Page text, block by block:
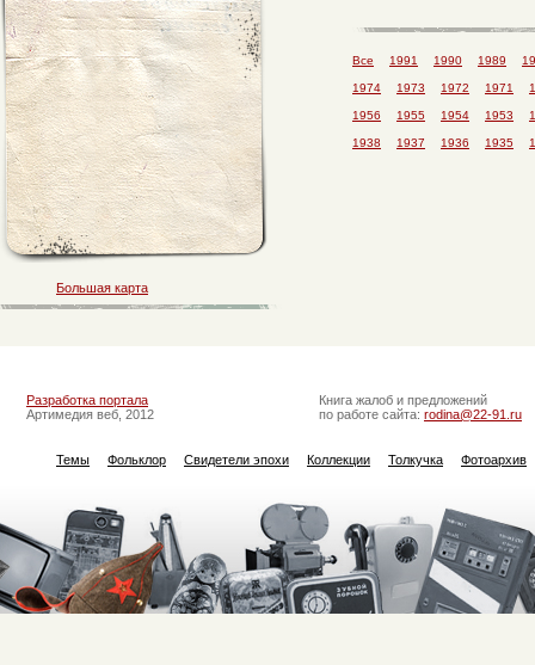
Все 1991 1990 1989
1974 1973 1972 1971
1956 1955 1954 1953
1938 1937 1936 1935
Большая карта
Разработка портала
Артимедия веб, 2012
Книга жалоб и предложений
по работе сайта: rodina@22-91.ru
Темы Фольклор Свидетели эпохи Коллекции Толкучка Фотоархив